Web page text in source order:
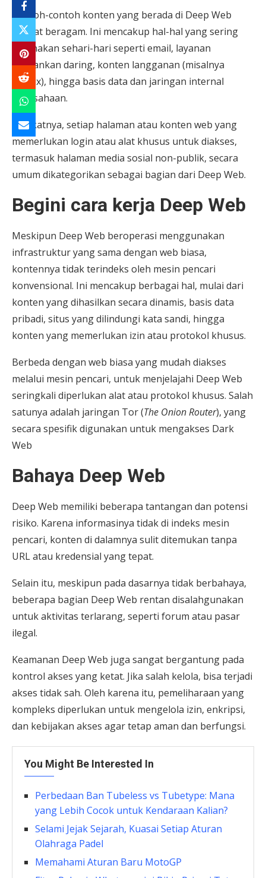
Contoh-contoh konten yang berada di Deep Web
sangat beragam. Ini mencakup hal-hal yang sering
digunakan sehari-hari seperti email, layanan
perbankan daring, konten langganan (misalnya
Netflix), hingga basis data dan jaringan internal
perusahaan.
Singkatnya, setiap halaman atau konten web yang
memerlukan login atau alat khusus untuk diakses,
termasuk halaman media sosial non-publik, secara
umum dikategorikan sebagai bagian dari Deep Web.
Begini cara kerja Deep Web
Meskipun Deep Web beroperasi menggunakan
infrastruktur yang sama dengan web biasa,
kontennya tidak terindeks oleh mesin pencari
konvensional. Ini mencakup berbagai hal, mulai dari
konten yang dihasilkan secara dinamis, basis data
pribadi, situs yang dilindungi kata sandi, hingga
konten yang memerlukan izin atau protokol khusus.
Berbeda dengan web biasa yang mudah diakses
melalui mesin pencari, untuk menjelajahi Deep Web
seringkali diperlukan alat atau protokol khusus. Salah
satunya adalah jaringan Tor (The Onion Router), yang
secara spesifik digunakan untuk mengakses Dark
Web
Bahaya Deep Web
Deep Web memiliki beberapa tantangan dan potensi
risiko. Karena informasinya tidak di indeks mesin
pencari, konten di dalamnya sulit ditemukan tanpa
URL atau kredensial yang tepat.
Selain itu, meskipun pada dasarnya tidak berbahaya,
beberapa bagian Deep Web rentan disalahgunakan
untuk aktivitas terlarang, seperti forum atau pasar
ilegal.
Keamanan Deep Web juga sangat bergantung pada
kontrol akses yang ketat. Jika salah kelola, bisa terjadi
akses tidak sah. Oleh karena itu, pemeliharaan yang
kompleks diperlukan untuk mengelola izin, enkripsi,
dan kebijakan akses agar tetap aman dan berfungsi.
You Might Be Interested In
Perbedaan Ban Tubeless vs Tubetype: Mana
yang Lebih Cocok untuk Kendaraan Kalian?
Selami Jejak Sejarah, Kuasai Setiap Aturan
Olahraga Padel
Memahami Aturan Baru MotoGP